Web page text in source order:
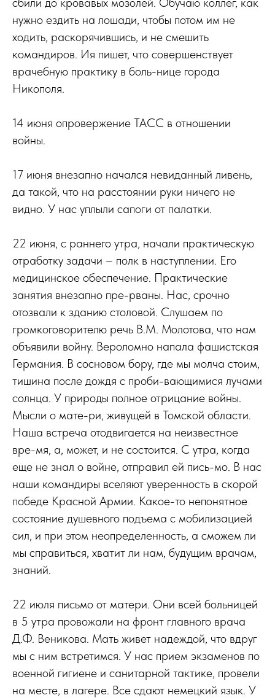
нужно ездить на лошади, чтобы потом им не
ходить, раскорячившись, и не смешить
командиров. Ия пишет, что совершенствует
врачебную практику в боль-нице города
Никополя.
14 июня опровержение ТАСС в отношении
войны.
17 июня внезапно начался невиданный ливень,
да такой, что на расстоянии руки ничего не
видно. У нас уплыли сапоги от палатки.
22 июня, с раннего утра, начали практическую
отработку задачи – полк в наступлении. Его
медицинское обеспечение. Практические
занятия внезапно пре-рваны. Нас, срочно
отозвали к зданию столовой. Слушаем по
громкоговорителю речь В.М. Молотова, что нам
объявили войну. Вероломно напала фашистская
Германия. В сосновом бору, где мы молча стоим,
тишина после дождя с проби-вающимися лучами
солнца. У природы полное отрицание войны.
Мысли о мате-ри, живущей в Томской области.
Наша встреча отодвигается на неизвестное
вре-мя, а, может, и не состоится. С утра, когда
еще не знал о войне, отправил ей пись-мо. В нас
наши командиры вселяют уверенность в скорой
победе Красной Армии. Какое-то непонятное
состояние душевного подъема с мобилизацией
сил, и при этом неопределенность, а сможем ли
мы справиться, хватит ли нам, будущим врачам,
знаний.
22 июля письмо от матери. Они всей больницей
в 5 утра провожали на фронт главного врача
Д.Ф. Веникова. Мать живет надеждой, что вдруг
мы с ним встретимся. У нас прием экзаменов по
военной гигиене и санитарной тактике, провели
на месте, в лагере. Все сдают немецкий язык. У